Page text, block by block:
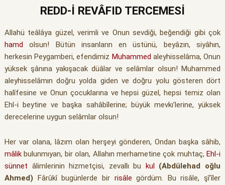
REDD-İ REVÂFID TERCEMESİ
Allahü teâlâya güzel, verimli ve Onun sevdiği, beğendiği gibi çok
hamd
olsun! Bütün insanların en üstünü, beyâzın, siyâhın,
herkesin Peygamberi, efendimiz Muhammed aleyhisselâma, Onun
yüksek şânına yakışacak düâlar ve selâmlar olsun! Muhammed
aleyhisselâmın doğru yolda giden ve doğru yolu gösteren dört
halîfesine ve Onun çocuklarına ve hepsi güzel, hepsi temiz olan
Ehl-i beytine ve başka sahâbîlerine; büyük mevkı’lerine, yüksek
derecelerine uygun selâmlar olsun!
Her var olana, lâzım olan herşeyi gönderen, Ondan başka sâhib,
mâlikbulunmıyan, bir olan, Allahın merhametine çok muhtaç, Ehl-i
sünnet âlimlerinin hizmetçisi, zevallı bu kul
(Abdülehad oğlu
Ahmed)
Fârûkî bugünlerde bir risâle gördüm. Bu risâle, şî’îler